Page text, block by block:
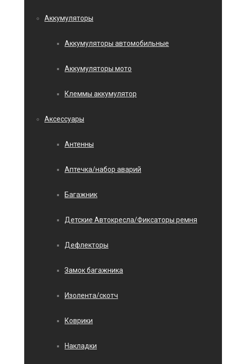
Аккумуляторы
Аккумуляторы автомобильные
Аккумуляторы мото
Клеммы аккумулятор
Аксессуары
Антенны
Аптечка/набор аварий
Багажник
Детские Автокресла/Фиксаторы ремня
Дефлекторы
Замок багажника
Изолента/скотч
Коврики
Накладки